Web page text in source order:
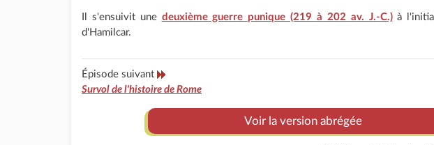
Il s'ensuivit une deuxième guerre punique (219 à 202 av. J.-C.)à
d'Hamilcar.
Épisode suivant
Survol de l'histoire de Rome
Voir la version abrégée